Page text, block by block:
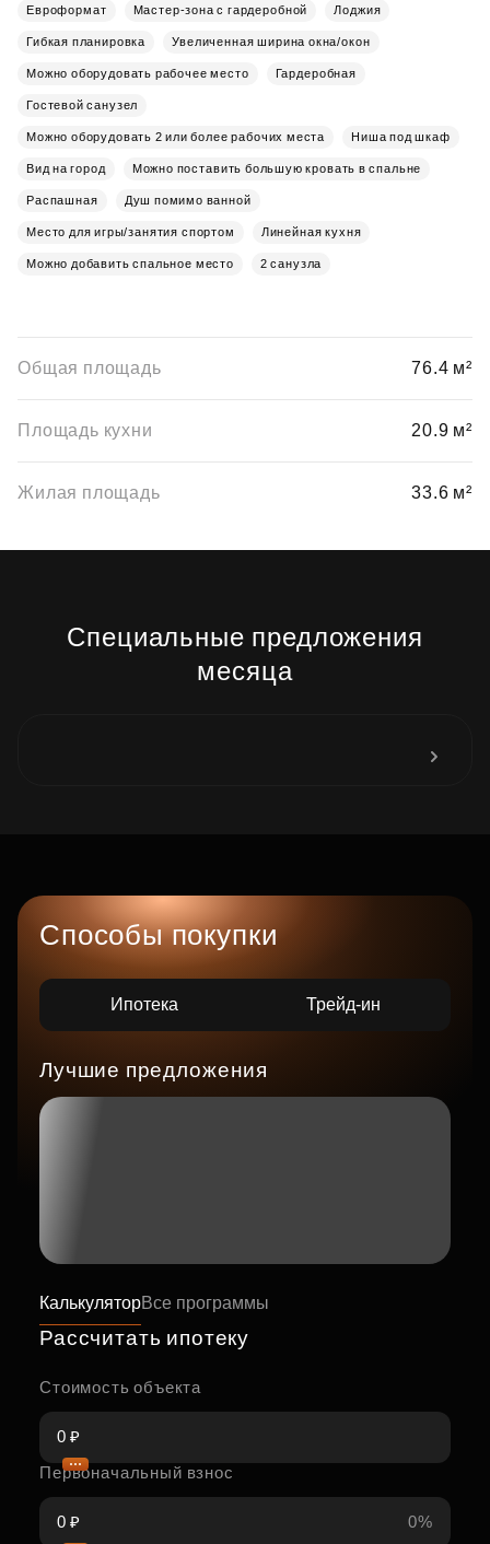
Евроформат Мастер-зона с гардеробной Лоджия
Гибкая планировка Увеличенная ширина окна/окон
Можно оборудовать рабочее место Гардеробная
Гостевой санузел
Можно оборудовать 2 или более рабочих места Ниша под шкаф
Вид на город Можно поставить большую кровать в спальне
Распашная Душ помимо ванной
Место для игры/занятия спортом Линейная кухня
Можно добавить спальное место 2 санузла
Общая площадь 76.4 м²
Площадь кухни 20.9 м²
Жилая площадь 33.6 м²
Специальные предложения
месяца
Способы покупки
Ипотека Трейд-ин
Лучшие предложения
КалькуляторВсе программы
Рассчитать ипотеку
Стоимость объекта
Первоначальный взнос
0%